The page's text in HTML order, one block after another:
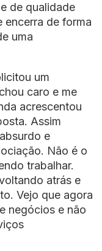
de qualidade
encerra de forma
uma
um
caro e me
acrescentou
Assim
e
Não é o
trabalhar.
atrás e
Vejo que agora
negócios e não